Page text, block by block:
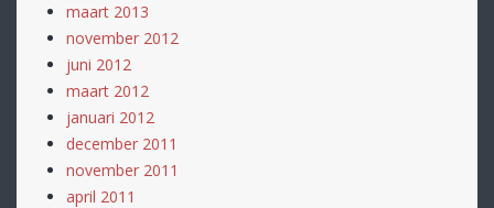
maart 2013
november 2012
juni 2012
maart 2012
januari 2012
december 2011
november 2011
april 2011